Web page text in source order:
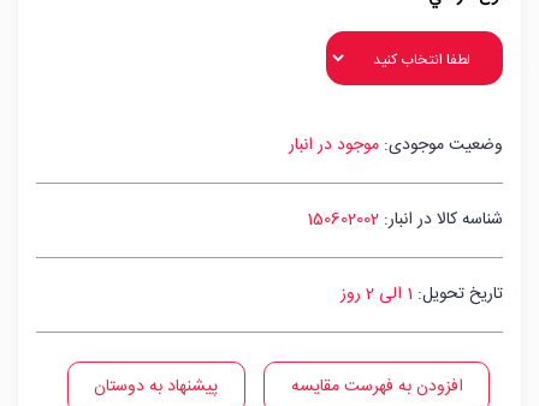
وضعیت موجودی: موجود در انبار
شناسه کالا در انبار: 150602002
تاریخ تحویل: 1 الی 2 روز
افزودن به فهرست مقایسه پیشنهاد به دوستان